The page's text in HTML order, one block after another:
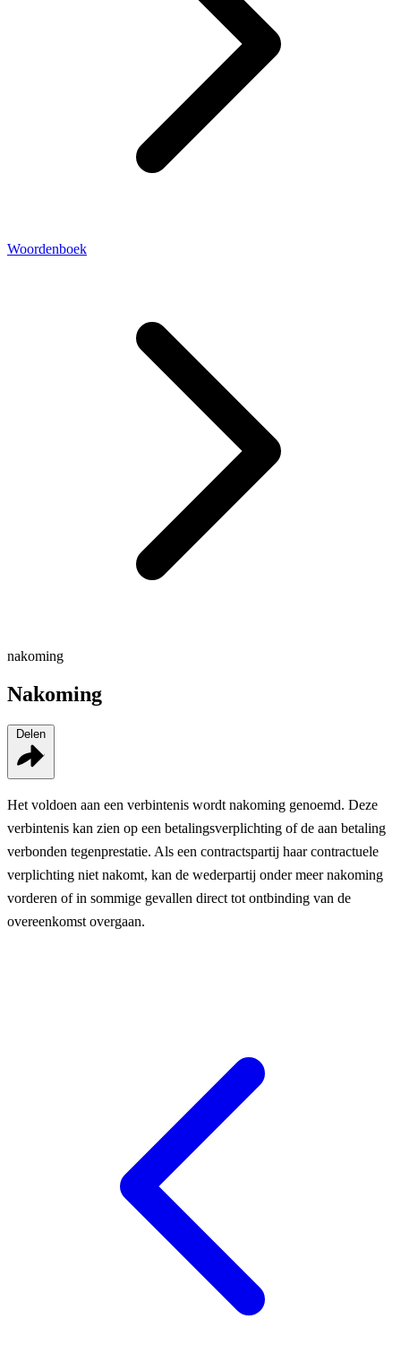
Woordenboek
nakoming
Nakoming
Het voldoen aan een verbintenis wordt nakoming genoemd. Deze
verbintenis kan zien op een betalingsverplichting of de aan betaling
verbonden tegenprestatie. Als een contractspartij haar contractuele
verplichting niet nakomt, kan de wederpartij onder meer nakoming
vorderen of in sommige gevallen direct tot ontbinding van de
overeenkomst overgaan.